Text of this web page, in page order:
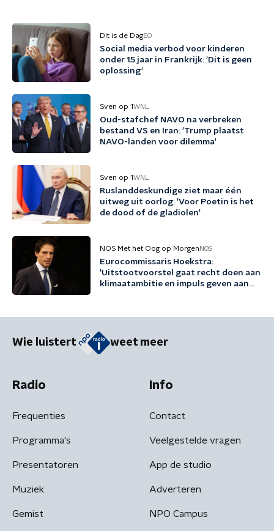
Dit is de DagEO
Social media verbod voor kinderen
onder 15 jaar in Frankrijk: 'Dit is geen
oplossing'
Sven op 1WNL
Oud-stafchef NAVO na verbreken
bestand VS en Iran: 'Trump plaatst
NAVO-landen voor dilemma'
Sven op 1WNL
Ruslanddeskundige ziet maar één
uitweg uit oorlog: 'Voor Poetin is het
de dood of de gladiolen'
NOS Met het Oog op Morgen NOS
Eurocommissaris Hoekstra:
'Uitstootvoorstel gaat recht doen aan
klimaatambitie en impuls geven aan
Wie luistert weet meer
Radio
Frequenties
Programma's
Presentatoren
Muziek
Gemist
Info
Contact
Veelgestelde vragen
App de studio
Adverteren
NPO Campus